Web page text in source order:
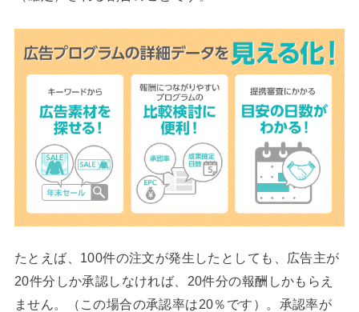
たとえば、100件の注文が発生したとしても、広告主が
20件分しか承認しなければ、20件分の報酬しかもらえ
ません。（この場合の承認率は20％です）。承認率が